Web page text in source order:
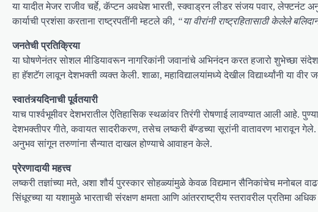
या यादीत मेजर राजीव चर्हे, कॅप्टन अवधेश भारती, स्क्वाड्रन लीडर संजय पवार, लेफ्टनंट
कार्याची प्रशंसा करताना राष्ट्रपतींनी म्हटले की, “या वीरांनी राष्ट्रहितासाठी केलेले
जनतेची प्रतिक्रिया
या घोषणेनंतर सोशल मीडियावरून नागरिकांनी जवानांचे अभिनंदन करत हजारो शुभेच्छा
हा हॅशटॅग लावून देशभक्ती व्यक्त केली. शाळा, महाविद्यालयांमध्ये देखील विद्यार्थ्यांनी या
स्वातंत्र्यदिनाची पूर्वतयारी
याच पार्श्वभूमीवर देशभरातील ऐतिहासिक स्थळांवर तिरंगी रोषणाई लावण्यात आली आहे.
देशभक्तीपर गीते, कवायत सादरीकरण, तसेच लष्करी बॅण्डच्या सूरांनी वातावरण भारावून
अनुभव सांगून तरुणांना सैन्यात दाखल होण्याचे आवाहन केले.
प्रेरणादायी महत्त्व
लष्करी तज्ञांच्या मते, अशा शौर्य पुरस्कार सोहळ्यांमुळे केवळ विद्यमान सैनिकांचेच मनोबल
सिंधूरच्या या यशामुळे भारताची संरक्षण क्षमता आणि आंतरराष्ट्रीय स्तरावरील प्रतिमा